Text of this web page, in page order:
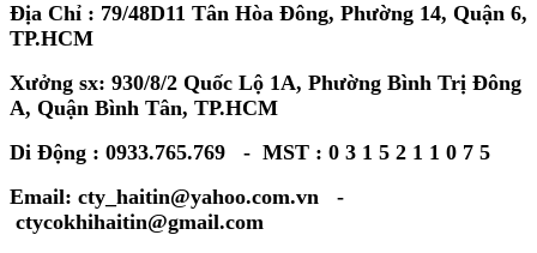
Địa Chỉ : 79/48D11 Tân Hòa Đông, Phường 14, Quận 6,
TP.HCM
Xưởng sx: 930/8/2 Quốc Lộ 1A, Phường Bình Trị Đông
A, Quận Bình Tân, TP.HCM
Di Động : 0933.765.769 - MST : 0 3 1 5 2 1 1 0 7 5
Email: cty_haitin@yahoo.com.vn -
ctycokhihaitin@gmail.com